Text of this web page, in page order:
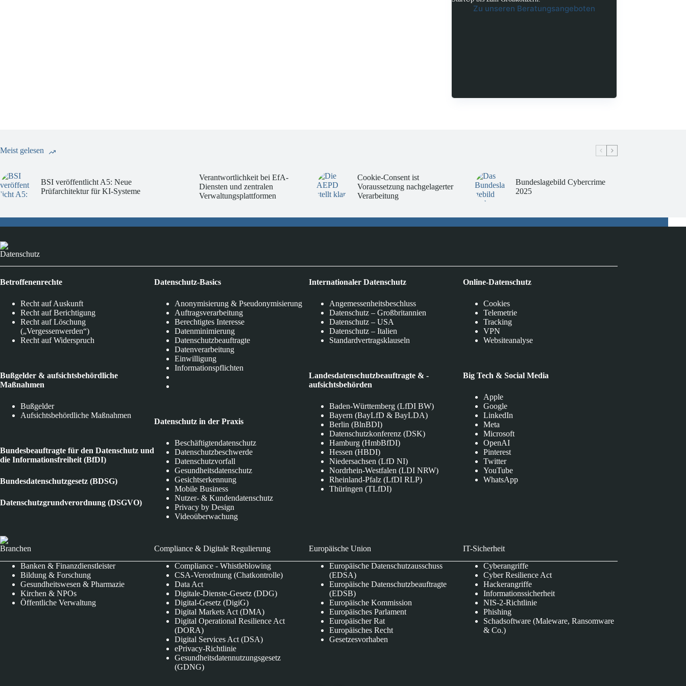
Zu unseren Beratungsangeboten
Meist gelesen
BSI veröffentlicht A5: Neue
Prüfarchitektur für KI-Systeme
Verantwortlichkeit bei EfA-
Diensten und zentralen
Verwaltungsplattformen
Cookie-Consent ist
Voraussetzung nachgelagerter
Verarbeitung
Bundeslagebild Cybercrime
2025
Datenschutz
Betroffenenrechte
Recht auf Auskunft
Recht auf Berichtigung
Recht auf Löschung
(„Vergessenwerden“)
Recht auf Widerspruch
Bußgelder & aufsichtsbehördliche
Maßnahmen
Bußgelder
Aufsichtsbehördliche Maßnahmen
Bundesbeauftragte für den Datenschutz und
die Informationsfreiheit (BfDI)
Bundesdatenschutzgesetz (BDSG)
Datenschutzgrundverordnung (DSGVO)
Datenschutz-Basics
Anonymisierung & Pseudonymisierung
Auftragsverarbeitung
Berechtigtes Interesse
Datenminimierung
Datenschutzbeauftragte
Datenverarbeitung
Einwilligung
Informationspflichten
Datenschutz in der Praxis
Beschäftigtendatenschutz
Datenschutzbeschwerde
Datenschutzvorfall
Gesundheitsdatenschutz
Gesichtserkennung
Mobile Business
Nutzer- & Kundendatenschutz
Privacy by Design
Videoüberwachung
Internationaler Datenschutz
Angemessenheitsbeschluss
Datenschutz – Großbritannien
Datenschutz – USA
Datenschutz – Italien
Standardvertragsklauseln
Landesdatenschutzbeauftragte & -
aufsichtsbehörden
Baden-Württemberg (LfDI BW)
Bayern (BayLfD & BayLDA)
Berlin (BlnBDI)
Datenschutzkonferenz (DSK)
Hamburg (HmbBfDI)
Hessen (HBDI)
Niedersachsen (LfD NI)
Nordrhein-Westfalen (LDI NRW)
Rheinland-Pfalz (LfDI RLP)
Thüringen (TLfDI)
Online-Datenschutz
Cookies
Telemetrie
Tracking
VPN
Websiteanalyse
Big Tech & Social Media
Apple
Google
LinkedIn
Meta
Microsoft
OpenAI
Pinterest
Twitter
YouTube
WhatsApp
Branchen
Banken & Finanzdienstleister
Bildung & Forschung
Gesundheitswesen & Pharmazie
Kirchen & NPOs
Öffentliche Verwaltung
Compliance & Digitale Regulierung
Compliance - Whistleblowing
CSA-Verordnung (Chatkontrolle)
Data Act
Digitale-Dienste-Gesetz (DDG)
Digital-Gesetz (DigiG)
Digital Markets Act (DMA)
Digital Operational Resilience Act
(DORA)
Digital Services Act (DSA)
ePrivacy-Richtlinie
Gesundheitsdatennutzungsgesetz
(GDNG)
Europäische Union
Europäische Datenschutzausschuss
(EDSA)
Europäische Datenschutzbeauftragte
(EDSB)
Europäische Kommission
Europäisches Parlament
Europäischer Rat
Europäisches Recht
Gesetzesvorhaben
IT-Sicherheit
Cyberangriffe
Cyber Resilience Act
Hackerangriffe
Informationssicherheit
NIS-2-Richtlinie
Phishing
Schadsoftware (Maleware, Ransomware
& Co.)